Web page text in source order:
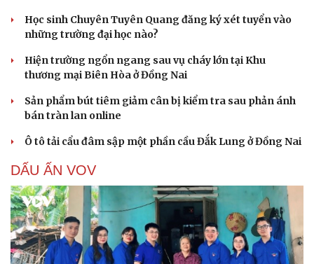
Học sinh Chuyên Tuyên Quang đăng ký xét tuyển vào
những trường đại học nào?
Hiện trường ngổn ngang sau vụ cháy lớn tại Khu
thương mại Biên Hòa ở Đồng Nai
Sản phẩm bút tiêm giảm cân bị kiểm tra sau phản ánh
bán tràn lan online
Ô tô tải cẩu đâm sập một phần cầu Đắk Lung ở Đồng Nai
DẤU ẤN VOV